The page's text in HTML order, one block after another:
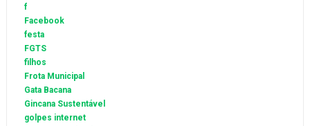
f
Facebook
festa
FGTS
filhos
Frota Municipal
Gata Bacana
Gincana Sustentável
golpes internet